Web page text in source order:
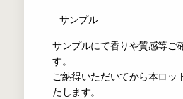
サンプル
サンプルにて香りや質感等ご
す。
ご納得いただいてから本ロッ
たします。